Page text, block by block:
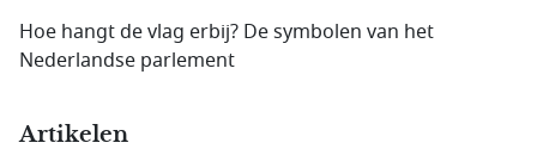
Hoe hangt de vlag erbij? De symbolen van het
Nederlandse parlement
Artikelen